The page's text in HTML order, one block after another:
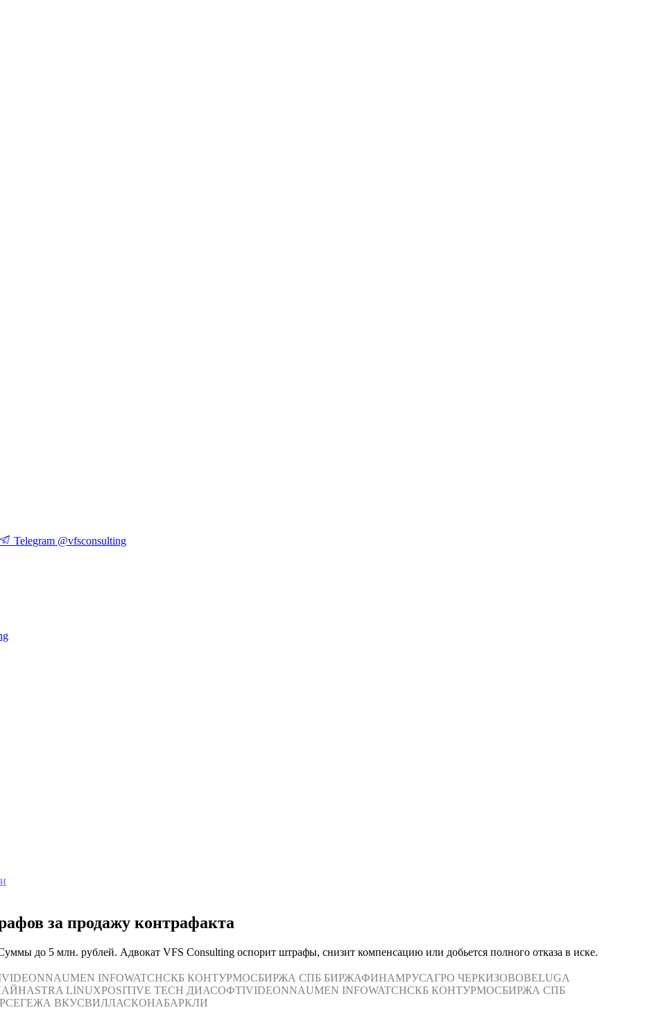
Telegram @vfsconsulting
за продажу контрафакта
до 5 млн. рублей. Адвокат VFS Consulting оспорит штрафы, снизит компенсацию или добьется полного отказа в иске.
NAUMEN INFOWATCHСКБ КОНТУРМОСБИРЖА СПБ БИРЖАФИНАМРУСАГРО ЧЕРКИЗОВОBELUGA
ASTRA LINUXPOSITIVE TECH ДИАСОФТIVIDEONNAUMEN INFOWATCHСКБ КОНТУРМОСБИРЖА СПБ
СЕГЕЖА ВКУСВИЛЛАСКОНАБАРКЛИ